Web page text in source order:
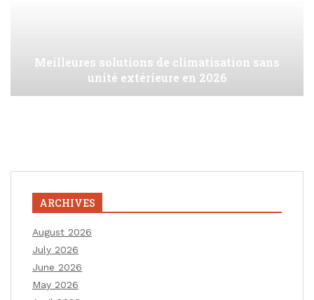
Meilleures solutions de climatisation sans
unité extérieure en 2026
ARCHIVES
August 2026
July 2026
June 2026
May 2026